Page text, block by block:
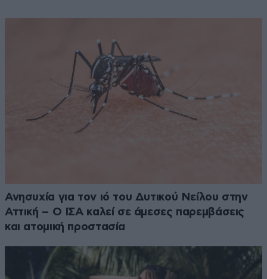
Ανησυχία για τον ιό του Δυτικού Νείλου στην
Αττική – Ο ΙΣΑ καλεί σε άμεσες παρεμβάσεις
και ατομική προστασία